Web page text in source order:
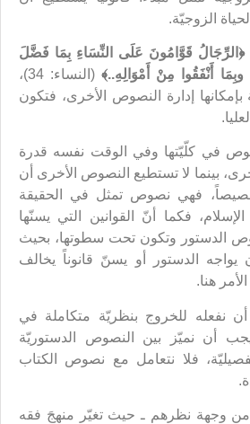
الزوجيّة.
﴿الرِّجَالُ قَوَّامُونَ عَلَى النِّسَاءِ بِمَا فَضَّلَ
أَنْفَقُوا مِنْ أَمْوَالِهِ..﴾
(النساء: 34)،
إدارة النصوص الأخرى، فتکون
في كلّيّتها وفي الوقت نفسه قدرة
بينما لا تستطيع النصوص الأخرى أن
فهي نصوص تمثل في الحقيقة
الإسلام، فكما أنّ القوانين التي يسنّها
الدستور وتكون تحت سطوتها، بحيث
يواجه الدستور أو يسنّ قانوناً يخالف
هنا.
نفعله للخروج بنظريّة متكاملة في
أن نميّز بين النصوص الدستوريّة
فلا نتعامل مع نصوص الكتاب
وجهة نظرهم ـ حيث تغيّر منهجَ فقه